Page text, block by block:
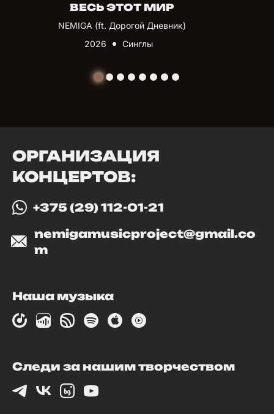
ВЕСЬ ЭТОТ МИР
NEMIGA (ft. Дорогой Дневник)
2026
Синглы
ОРГАНИЗАЦИЯ
КОНЦЕРТОВ:
+375 (29) 112-01-21
nemigamusicproject@gmail.co
m
Наша музыка
Следи за нашим творчеством